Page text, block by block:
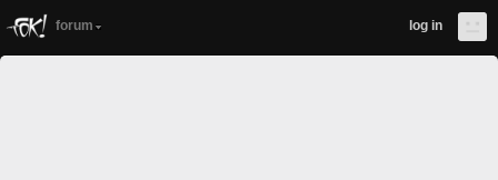
forum log in